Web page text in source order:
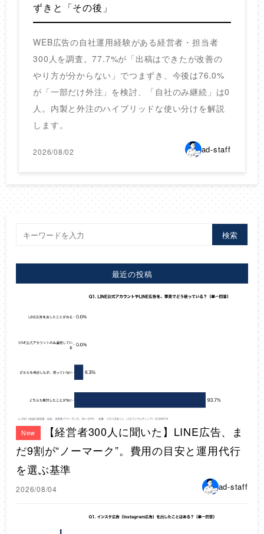
ずきと「その後」
WEB広告の自社運用経験がある経営者・担当者
300人を調査。77.7%が「出稿はできたが改善の
やり方が分からない」でつまずき、今後は76.0%
が「一部だけ外注」を検討、「自社のみ継続」は0
人。内製と外注のハイブリッドな使い分けを解説
します。
2026/08/02 ad-staff
検索
最近の投稿
New
【経営者300人に聞いた】LINE広告、ま
だ9割が“ノーマーク”。費用の目安と運用代行
を選ぶ基準
2026/08/04 ad-staff